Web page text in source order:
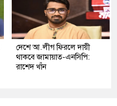
দেশে আ.লীগ ফিরলে দায়ী
থাকবে জামায়াত-এনসিপি:
রাশেদ খাঁন